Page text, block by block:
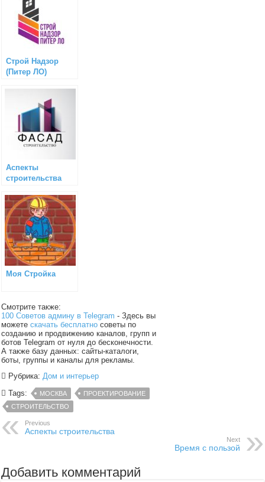
Строй Надзор
(Питер ЛО)
Аспекты
строительства
Моя Стройка
Смотрите также:
100 Советов админу в Telegram - Здесь вы
можетескачать бесплатно советы по
созданию и продвижению каналов, групп и
ботов Telegram от нуля до бесконечности.
А также базу данных: сайты-каталоги,
боты, группы и каналы для рекламы.
Рубрика:Дом и интерьер
Tags:
МОСКВА
ПРОЕКТИРОВАНИЕ
СТРОИТЕЛЬСТВО
Previous
Аспекты строительства
Next
Время с пользой
Добавить комментарий